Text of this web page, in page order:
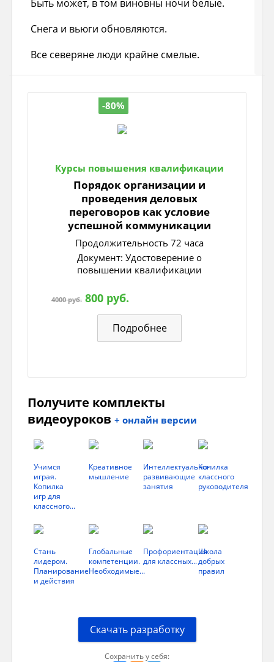
Быть может, в том виновны ночи белые.
Снега и вьюги обновляются.
Все северяне люди крайне смелые.
Нельзя иначе, Север Крайний.
Облиты молоком замерзшие болота.
Как добирался к факелам на вертолётах.
Длинны и вьются ночи белые.
Прозрачны как фата невесты.
Привыкнуть, выдюжить здесь - дело чести.
Палитрой белой зимы создают шедевры.
Длинны морозы и короткие здесь вёсны.
Здесь не выбрасывают флаги белые.
Пресытившись своими отпусками.
За белым дымом, пахнущим костром.
Оленями, что жизни символом считают.
-80%
Курсы повышения квалификации
Порядок организации и
проведения деловых
переговоров как условие
успешной коммуникации
Продолжительность 72 часа
Документ: Удостоверение о
повышении квалификации
4000 руб. 800 руб.
Подробнее
Получите комплекты
видеоуроков + онлайн версии
Учимся
играя.
Копилка
игр для
классного...
Креативное
мышление
Интеллектуально-
развивающие
занятия
Копилка
классного
руководителя
Стань
лидером.
Планирование
и действия
Глобальные
компетенции.
Необходимые...
Профориентация
для классных...
Школа
добрых
правил
Скачать разработку
Сохранить у себя: